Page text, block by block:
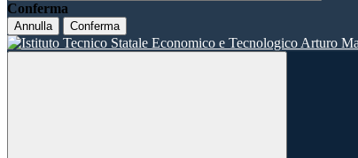
Conferma
Annulla Conferma